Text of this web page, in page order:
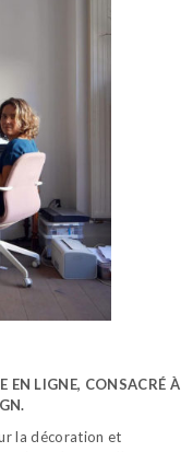
EN LIGNE, CONSACRÉ À
la décoration et